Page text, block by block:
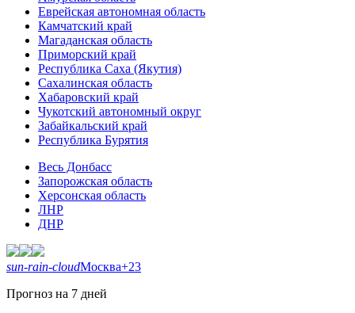
Еврейская автономная область
Камчатский край
Магаданская область
Приморский край
Республика Саха (Якутия)
Сахалинская область
Хабаровский край
Чукотский автономный округ
Забайкальский край
Республика Бурятия
Весь Донбасс
Запорожская область
Херсонская область
ЛНР
ДНР
sun-rain-cloudМосква+23
Прогноз на 7 дней